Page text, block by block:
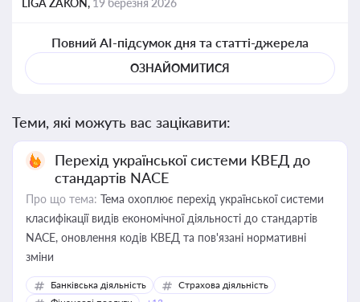
LIGA ZAKON, 19 березня 2026
Повний AI-підсумок дня та статті-джерела
ОЗНАЙОМИТИСЯ
Теми, які можуть вас зацікавити:
Перехід української системи КВЕД до
стандартів NACE
Про що тема: Тема охоплює перехід української системи
класифікації видів економічної діяльності до стандартів
NACE, оновлення кодів КВЕД та пов'язані нормативні
зміни
Банківська діяльність
Страхова діяльність